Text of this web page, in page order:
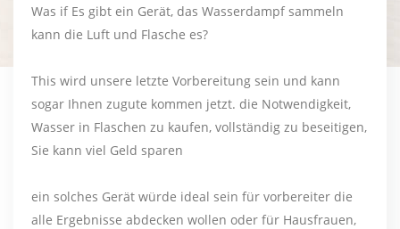
Was if Es gibt ein Gerät, das Wasserdampf sammeln
kann die Luft und Flasche es?
This wird unsere letzte Vorbereitung sein und kann
sogar Ihnen zugute kommen jetzt. die Notwendigkeit,
Wasser in Flaschen zu kaufen, vollständig zu beseitigen,
Sie kann viel Geld sparen
ein solches Gerät würde ideal sein für vorbereiter die
alle Ergebnisse abdecken wollen oder für Hausfrauen,